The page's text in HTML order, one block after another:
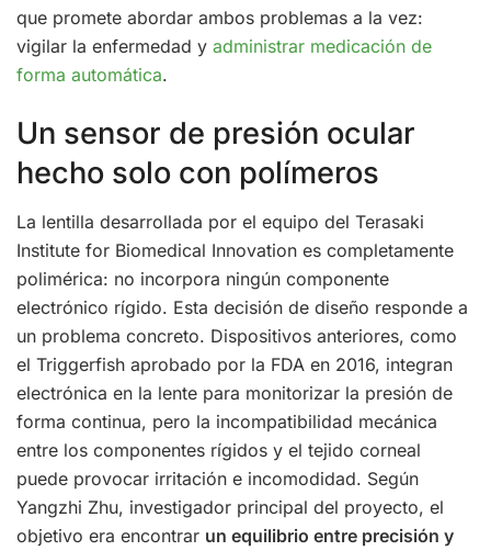
que promete abordar ambos problemas a la vez:
vigilar la enfermedad y administrar medicación de
forma automática.
Un sensor de presión ocular
hecho solo con polímeros
La lentilla desarrollada por el equipo del Terasaki
Institute for Biomedical Innovation es completamente
polimérica: no incorpora ningún componente
electrónico rígido. Esta decisión de diseño responde a
un problema concreto. Dispositivos anteriores, como
el Triggerfish aprobado por la FDA en 2016, integran
electrónica en la lente para monitorizar la presión de
forma continua, pero la incompatibilidad mecánica
entre los componentes rígidos y el tejido corneal
puede provocar irritación e incomodidad. Según
Yangzhi Zhu, investigador principal del proyecto, el
objetivo era encontrar un equilibrio entre precisión y